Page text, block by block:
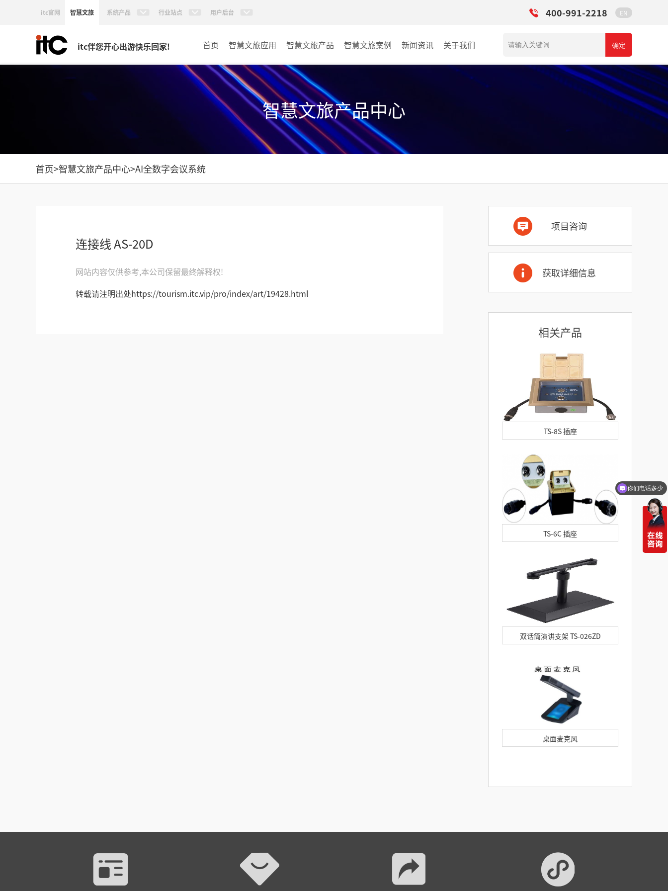
itc官网 智慧文旅 系统产品 行业站点 用户后台 400-991-2218 EN
itc伴您开心出游快乐回家! 首页 智慧文旅应用 智慧文旅产品
77IP广播
AI智慧88广播系统
KVM坐席管理系统
AI智慧分布式系统
小间距LED显示屏
智慧文旅案例
酒店
交通
其它
新闻资讯 关于我们 确定
智慧文旅产品中心
首页>智慧文旅产品中心>AI全数字会议系统
连接线 AS-20D
网站内容仅供参考,本公司保留最终解释权!
转载请注明出处https://tourism.itc.vip/pro/index/art/19428.html
项目咨询
获取详细信息
相关产品
TS-8S 插座
TS-6C 插座
双话筒演讲支架 TS-026ZD
桌面麦克风
你们电话多少